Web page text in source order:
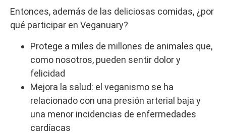
Entonces, además de las deliciosas comidas, ¿por
qué participar en Veganuary?
Protege a miles de millones de animales que,
como nosotros, pueden sentir dolor y
felicidad
Mejora la salud: el veganismo se ha
relacionado con una presión arterial baja y
una menor incidencias de enfermedades
cardíacas